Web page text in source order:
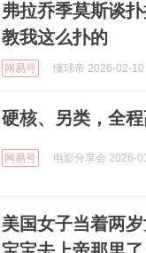
弗拉乔季莫斯谈
教我这么扑的
网易号 懂球帝 2026-02-10
硬核、另类，全
网易号 电影分享会 2026-
美国女子当着两